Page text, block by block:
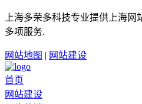
上海多荣多科技专业提供上海
多项服务.
网站地图 | 网站建设
首页
网站建设